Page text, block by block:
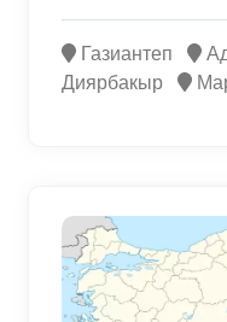
Газиантеп
Диярбакыр